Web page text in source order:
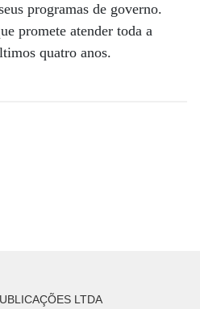
programas de governo.
promete atender toda a
quatro anos.
LTDA